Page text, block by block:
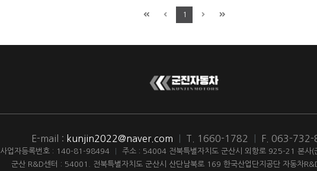
1
E-mail : kunjin2022@naver.com T. 1660-1782 F. 063-732-
사업자등록번호 : 140-81-98494
주소 : 54004 전북특별자치도 군산시 외항로 925-21 본사(
군산 R&D센터 : 54001. 전북특별자치도 군산시 산단남북로 169 한국산업단지공단 자동차